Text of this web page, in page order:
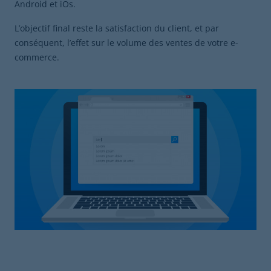
Android et iOs.
L’objectif final reste la satisfaction du client, et par
conséquent, l’effet sur le volume des ventes de votre e-
commerce.